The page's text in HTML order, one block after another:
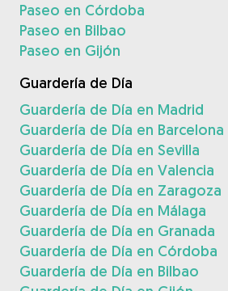
Paseo en Córdoba
Paseo en Bilbao
Paseo en Gijón
Guardería de Día
Guardería de Día en Madrid
Guardería de Día en Barcelona
Guardería de Día en Sevilla
Guardería de Día en Valencia
Guardería de Día en Zaragoza
Guardería de Día en Málaga
Guardería de Día en Granada
Guardería de Día en Córdoba
Guardería de Día en Bilbao